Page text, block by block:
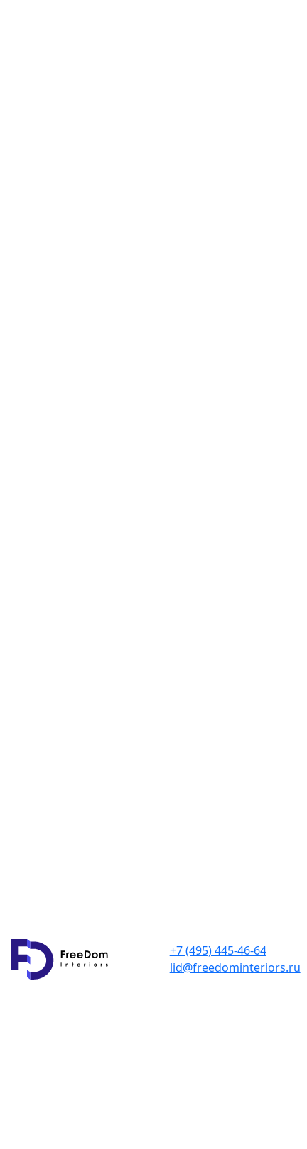
+7 (495) 445-46-64
lid@freedominteriors.ru